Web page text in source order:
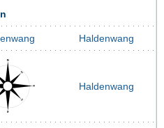
Haldenwang
Haldenwang